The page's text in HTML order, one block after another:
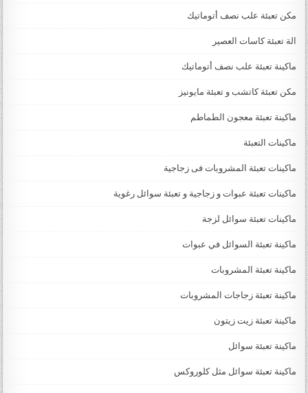
مكن تعبئة علب نصف أتوماتيك
الة تعبئة كاسات العصير
ماكينة تعبئة علب نصف أتوماتيك
مكن تعبئة كاتشب و تعبئة مايونيز
ماكينة تعبئة معجون الطماطم
ماكينات التعبئة
ماكينات تعبئة المشروبات فى زجاجية
ماكينات تعبئة عبوات و زجاجية و تعبئة سوائل رغوية
ماكينات تعبئة سوائل لزجة
‏‏‏ماكينة تعبئة السوائل في عبوات
ماكينة تعبئة المشروبات
ماكينة تعبئة زجاجات المشروبات
ماكينة تعبئة زيت زيتون
ماكينة تعبئة سوائل
ماكينة تعبئة سوائل مثل كلوروكس